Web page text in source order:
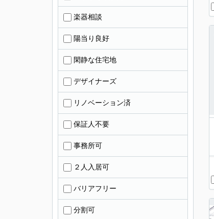
楽器相談
陽当り良好
閑静な住宅地
デザイナーズ
リノベーション済
保証人不要
事務所可
２人入居可
バリアフリー
分割可